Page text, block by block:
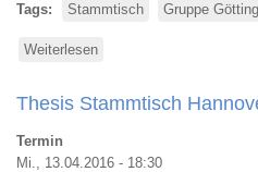
Tags Stammtisch Gruppe
Weiterlesen
Stammtisch
Hannover
08.06.2016
Thesis Stammtisch
Termin
Mi., 13.04.2016 - 18:30